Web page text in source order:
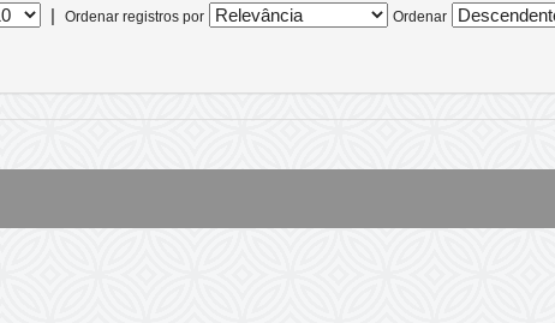
| Ordenar registros por Ordenar